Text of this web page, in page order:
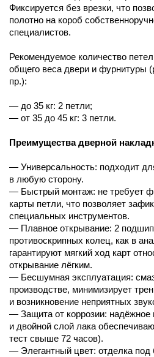
Фиксируется без врезки, что
полотно на короб
специалистов.
Рекомендуемое количество
общего веса двери и фурнитуры
пр.):
— до 35 кг: 2 петли;
— от 35 до 45 кг: 3 петли.
Преимущества дверной
— Универсальность: подходит
в любую сторону.
— Быстрый монтаж: не требует
карты петли, что позволяет
специальных инструментов.
— Плавное открывание: 2
противоскрипных колец, как в
гарантируют мягкий ход карт
открывание лёгким.
— Бесшумная эксплуатация:
производстве, минимизирует
и возникновение неприятных
— Защита от коррозии: надёжное
и двойной слой лака
тест свыше 72 часов).
— Элегантный цвет: отделка под